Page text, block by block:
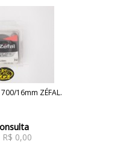
16mm ZÉFAL.
0,00